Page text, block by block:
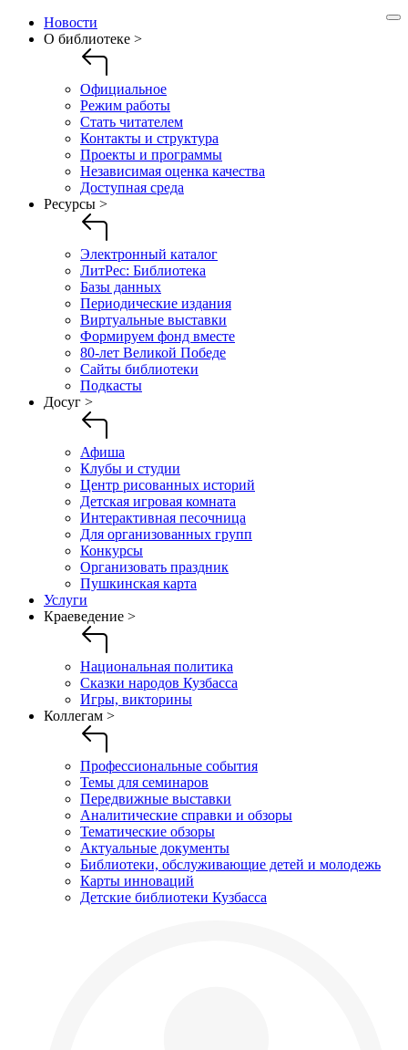
Новости
О библиотеке >
Официальное
Режим работы
Стать читателем
Контакты и структура
Проекты и программы
Независимая оценка качества
Доступная среда
Ресурсы >
Электронный каталог
ЛитРес: Библиотека
Базы данных
Периодические издания
Виртуальные выставки
Формируем фонд вместе
80-лет Великой Победе
Сайты библиотеки
Подкасты
Досуг >
Афиша
Клубы и студии
Центр рисованных историй
Детская игровая комната
Интерактивная песочница
Для организованных групп
Конкурсы
Организовать праздник
Пушкинская карта
Услуги
Краеведение >
Национальная политика
Сказки народов Кузбасса
Игры, викторины
Коллегам >
Профессиональные события
Темы для семинаров
Передвижные выставки
Аналитические справки и обзоры
Тематические обзоры
Актуальные документы
Библиотеки, обслуживающие детей и молодежь
Карты инноваций
Детские библиотеки Кузбасса